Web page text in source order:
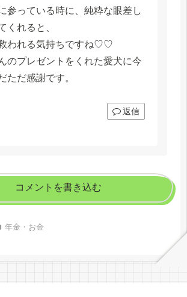
参っている時に、純粋な眼差し
くれると、
われる気持ちですね♡♡
のプレゼントをくれた愛犬に今
ただ感謝です。
返信
コメントを書き込む
年金・お金